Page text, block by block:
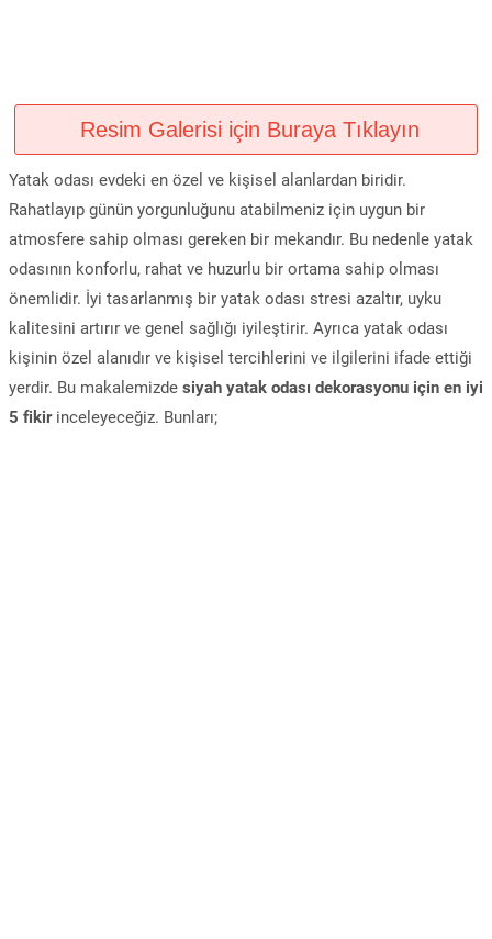
Resim Galerisi için Buraya Tıklayın
Yatak odası evdeki en özel ve kişisel alanlardan biridir.
Rahatlayıp günün yorgunluğunu atabilmeniz için uygun bir
atmosfere sahip olması gereken bir mekandır. Bu nedenle yatak
odasının konforlu, rahat ve huzurlu bir ortama sahip olması
önemlidir. İyi tasarlanmış bir yatak odası stresi azaltır, uyku
kalitesini artırır ve genel sağlığı iyileştirir. Ayrıca yatak odası
kişinin özel alanıdır ve kişisel tercihlerini ve ilgilerini ifade ettiği
yerdir. Bu makalemizde siyah yatak odası dekorasyonu için en iyi
5 fikir inceleyeceğiz. Bunları;